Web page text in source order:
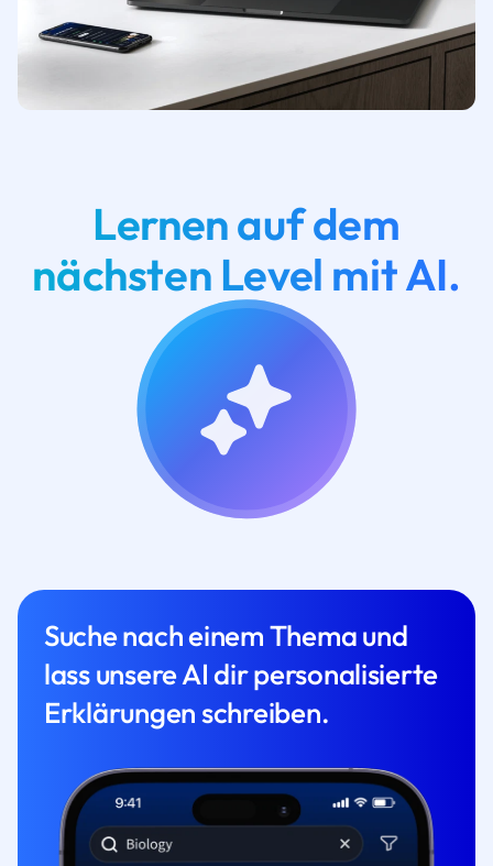
Lernen auf dem
nächsten Level mit AI.
Suche nach einem Thema und
lass unsere AI dir personalisierte
Erklärungen schreiben.